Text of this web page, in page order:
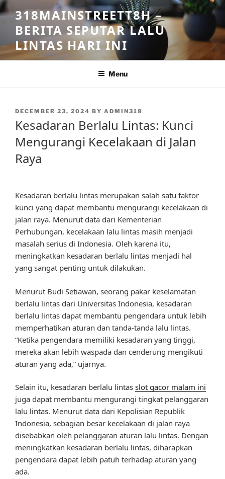
Skip
to
content
318MAINSTREETT8H –
BERITA SEPUTAR LALU
LINTAS HARI INI
Menu
POSTED
DECEMBER 23, 2024 BY ADMIN318
Kesadaran Berlalu Lintas: Kunci
Mengurangi Kecelakaan di Jalan
Raya
Kesadaran berlalu lintas merupakan salah satu faktor
kunci yang dapat membantu mengurangi kecelakaan di
jalan raya. Menurut data dari Kementerian
Perhubungan, kecelakaan lalu lintas masih menjadi
masalah serius di Indonesia. Oleh karena itu,
meningkatkan kesadaran berlalu lintas menjadi hal
yang sangat penting untuk dilakukan.
Menurut Budi Setiawan, seorang pakar keselamatan
berlalu lintas dari Universitas Indonesia, kesadaran
berlalu lintas dapat membantu pengendara untuk lebih
memperhatikan aturan dan tanda-tanda lalu lintas.
“Ketika pengendara memiliki kesadaran yang tinggi,
mereka akan lebih waspada dan cenderung mengikuti
aturan yang ada,” ujarnya.
Selain itu, kesadaran berlalu lintas slot gacor malam ini
juga dapat membantu mengurangi tingkat pelanggaran
lalu lintas. Menurut data dari Kepolisian Republik
Indonesia, sebagian besar kecelakaan di jalan raya
disebabkan oleh pelanggaran aturan lalu lintas. Dengan
meningkatkan kesadaran berlalu lintas, diharapkan
pengendara dapat lebih patuh terhadap aturan yang
ada.